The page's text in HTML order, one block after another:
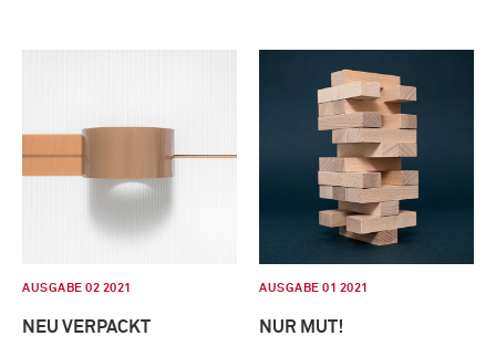
AUSGABE 02 2021
NEU VERPACKT
AUSGABE 01 2021
NUR MUT!